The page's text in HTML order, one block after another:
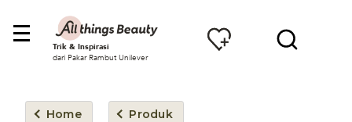
Trik & Inspirasi
dari Pakar Rambut Unilever
Home Produk